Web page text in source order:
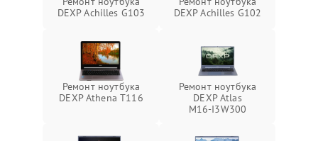
DEXP Achilles G103
DEXP Achilles G102
Ремонт ноутбука
DEXP Athena T116
Ремонт ноутбука
DEXP Atlas
M16‑I3W300